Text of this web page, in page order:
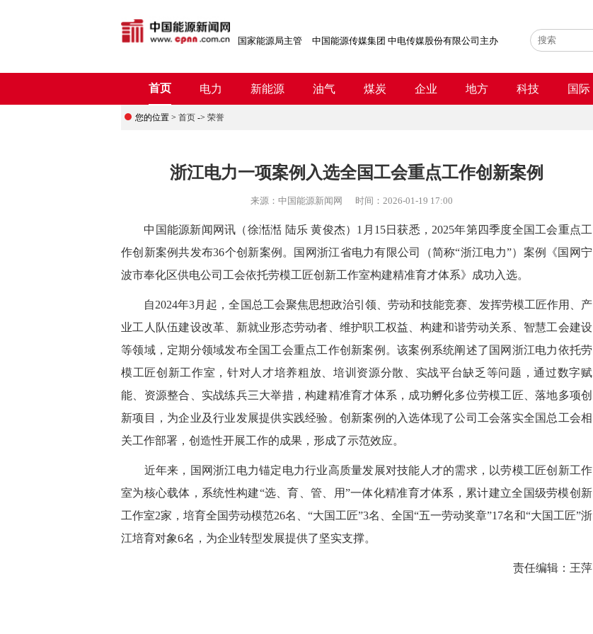
国家能源局主管 中国能源传媒集团 中电传媒股份有限公司主办
首页 电力 新能源 油气 煤炭 企业 地方 科技 国际
您的位置 > 首页 -> 荣誉
浙江电力一项案例入选全国工会重点工作创新案例
来源： 中国能源新闻网 时间： 2026-01-19 17:00
中国能源新闻网讯 （徐湉湉 陆乐 黄俊杰） 1月15日获悉，2025年第四季度全国工会重点工
作创新案例共发布36个创新案例。国网浙江省电力有限公司（简称“浙江电力”）案例《国网宁
波市奉化区供电公司工会依托劳模工匠创新工作室构建精准育才体系》成功入选。
自2024年3月起，全国总工会聚焦思想政治引领、劳动和技能竞赛、发挥劳模工匠作用、产
业工人队伍建设改革、新就业形态劳动者、维护职工权益、构建和谐劳动关系、智慧工会建设
等领域，定期分领域发布全国工会重点工作创新案例。该案例系统阐述了国网浙江电力依托劳
模工匠创新工作室，针对人才培养粗放、培训资源分散、实战平台缺乏等问题，通过数字赋
能、资源整合、实战练兵三大举措，构建精准育才体系，成功孵化多位劳模工匠、落地多项创
新项目，为企业及行业发展提供实践经验。创新案例的入选体现了公司工会落实全国总工会相
关工作部署，创造性开展工作的成果，形成了示范效应。
近年来，国网浙江电力锚定电力行业高质量发展对技能人才的需求，以劳模工匠创新工作
室为核心载体，系统性构建“选、育、管、用”一体化精准育才体系，累计建立全国级劳模创新
工作室2家，培育全国劳动模范26名、“大国工匠”3名、全国“五一劳动奖章”17名和“大国工匠”浙
江培育对象6名，为企业转型发展提供了坚实支撑。
责任编辑：王萍